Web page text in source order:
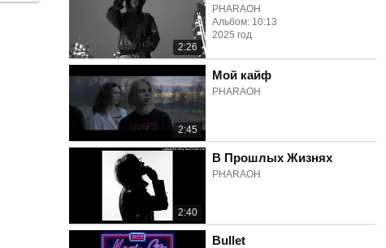
2:26
PHARAOH
Альбом: 10:13
2025 год
2:45
Мой кайф
PHARAOH
2:40
В Прошлых Жизнях
PHARAOH
Bullet